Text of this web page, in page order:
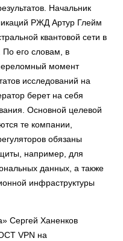
Начальник
РЖД Артур Глейм
квантовой сети в
По его словам, в
момент
исследований на
берет на себя
Основной целевой
те компании,
обязаны
например, для
данных, а также
инфраструктуры
Сергей Ханенков
VPN на